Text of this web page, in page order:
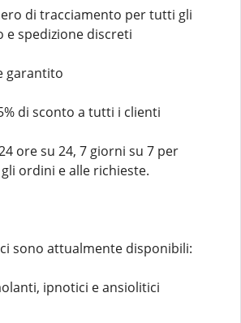
di tracciamento per tutti gli
e spedizione discreti
garantito
di sconto a tutti i clienti
ore su 24, 7 giorni su 7 per
ordini e alle richieste.
sono attualmente disponibili:
ipnotici e ansiolitici